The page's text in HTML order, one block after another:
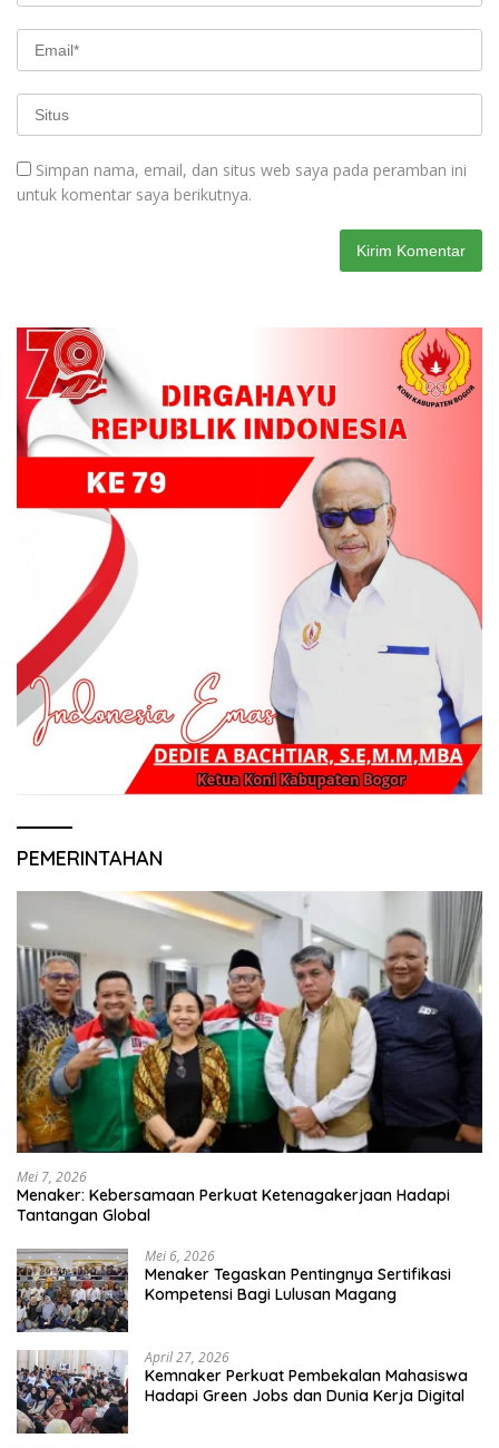
Simpan nama, email, dan situs web saya pada peramban ini
untuk komentar saya berikutnya.
PEMERINTAHAN
Mei 7, 2026
Menaker: Kebersamaan Perkuat Ketenagakerjaan Hadapi
Tantangan Global
Mei 6, 2026
Menaker Tegaskan Pentingnya Sertifikasi
Kompetensi Bagi Lulusan Magang
April 27, 2026
Kemnaker Perkuat Pembekalan Mahasiswa
Hadapi Green Jobs dan Dunia Kerja Digital